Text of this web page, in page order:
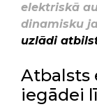
elektriskā
dinamisku
uzlādi
Atbalsts
iegādei